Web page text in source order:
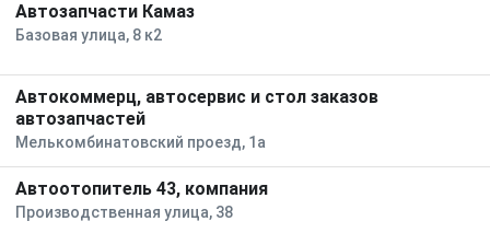
Автозапчасти Камаз
Базовая улица, 8 к2
Автокоммерц, автосервис и стол заказов
автозапчастей
Мелькомбинатовский проезд, 1а
Автоотопитель 43, компания
Производственная улица, 38